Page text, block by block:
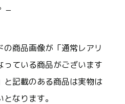
_
の商品画像が「通常レアリ
っている商品がございます
と記載のある商品は実物は
なります。